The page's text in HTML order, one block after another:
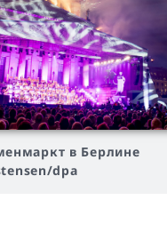
в Берлине
dpa